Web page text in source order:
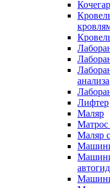
анализа
Лифтер
Маляр
Матрос
Маляр